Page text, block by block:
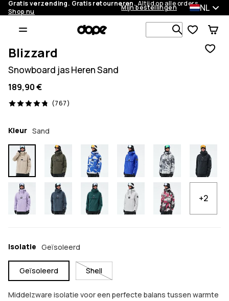
Gratis verzending. Gratis retourneren.Altijd op alle orders.
Shop nu
Mijn bestellingen NL
Zoek in 1
Blizzard
Snowboard jas Heren Sand
189,90 €
(767)
767 beoordelingen, 4.8/5
Kleur Sand
+2
Isolatie Geïsoleerd
Geïsoleerd Shell
Middelzware isolatie voor een perfecte balans tussen warmte